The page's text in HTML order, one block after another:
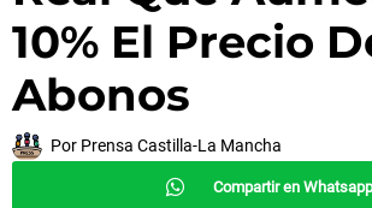
10% El Precio
Abonos
Por Prensa Castilla-La Mancha
Compartir en Whatsapp